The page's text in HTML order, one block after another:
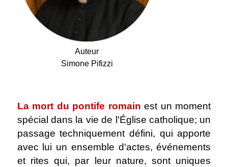
Auteur
Simone Pifizzi
La mort du pontife romain est un moment
spécial dans la vie de l'Église catholique; un
passage techniquement défini, qui apporte
avec lui un ensemble d'actes, événements
et rites qui, par leur nature, sont uniques